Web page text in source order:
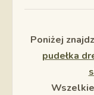
Poniżej
pudełka